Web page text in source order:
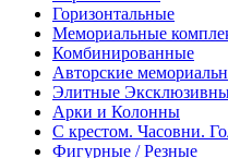
Горизонтальные
Мемориальные
Комбинированные
Авторские
Элитные
Арки и Колонны
С крестом. Часовни.
Фигурные / Резные